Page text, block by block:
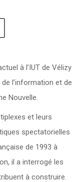
à l’IUT de Vélizy
l’information et de
Nouvelle.
et leurs
spectatorielles
de 1993 à
il a interrogé les
à construire.